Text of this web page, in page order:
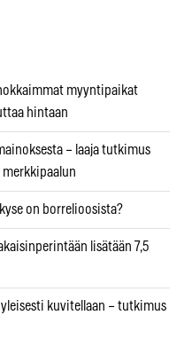
myyntipaikat
hintaan
– laaja tutkimus
merkkipaalun
on borrelioosista?
lisätään 7,5
kuvitellaan – tutkimus